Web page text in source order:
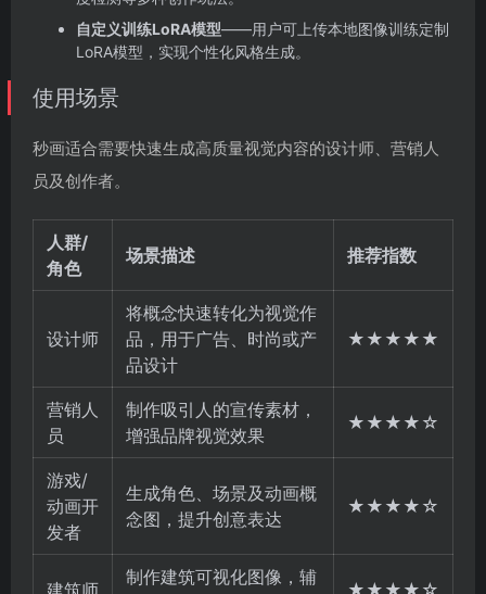
自定义训练LoRA模型——用户可上传本地图像训练定制
LoRA模型，实现个性化风格生成。
使用场景
秒画适合需要快速生成高质量视觉内容的设计师、营销人
员及创作者。
人群/
角色
场景描述 推荐指数
设计师
将概念快速转化为视觉作
品，用于广告、时尚或产
品设计
★★★★★
营销人
员
制作吸引人的宣传素材，
增强品牌视觉效果
★★★★☆
游戏/
动画开
发者
生成角色、场景及动画概
念图，提升创意表达
★★★★☆
制作建筑可视化图像，辅